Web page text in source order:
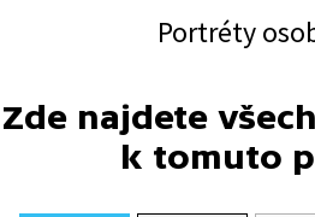
Portréty
Zde najdete
k tomuto